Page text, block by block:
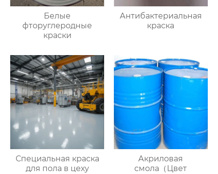
Белые
фторуглеродные
краски
Антибактериальная
краска
Специальная краска
для пола в цеху
Акриловая
смола（Цвет